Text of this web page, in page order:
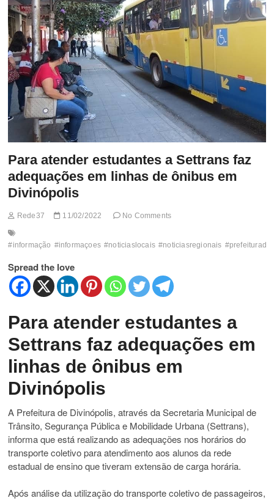
t
t
Para atender estudantes a Settrans faz
adequações em linhas de ônibus em
Divinópolis
Rede37 11/02/2022 No Comments
#informação #informaçoes #noticiaslocais #noticiasregionais
Spread the love
Para atender estudantes a
Settrans faz adequações em
linhas de ônibus em
Divinópolis
A Prefeitura de Divinópolis, através da Secretaria Municipal de
Trânsito, Segurança Pública e Mobilidade Urbana (Settrans),
informa que está realizando as adequações nos horários do
transporte coletivo para atendimento aos alunos da rede
estadual de ensino que tiveram extensão de carga horária.
Após análise da utilização do transporte coletivo de passageiros,